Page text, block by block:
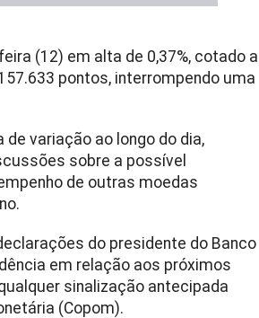
(12) em alta de 0,37%, cotado a
pontos, interrompendo uma
variação ao longo do dia,
sobre a possível
de outras moedas
do presidente do Banco
em relação aos próximos
sinalização antecipada
(Copom).